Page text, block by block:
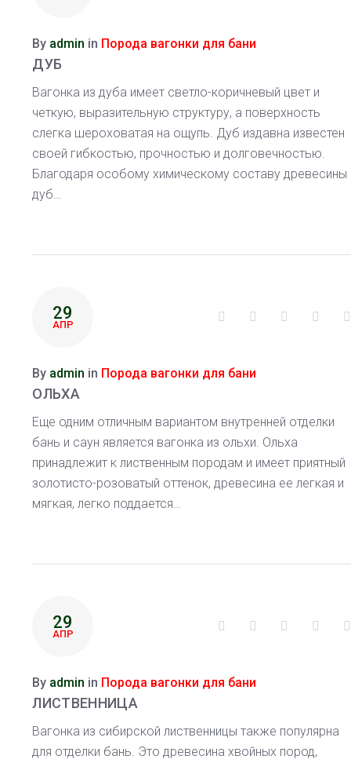
By admin in Порода вагонки для бани
ДУБ
Вагонка из дуба имеет светло-коричневый цвет и
четкую, выразительную структуру, а поверхность
слегка шероховатая на ощупь. Дуб издавна известен
своей гибкостью, прочностью и долговечностью.
Благодаря особому химическому составу древесины
дуб…
29
АПР
Facebook
Twitter Google+
By admin in Порода вагонки для бани
ОЛЬХА
Еще одним отличным вариантом внутренней отделки
бань и саун является вагонка из ольхи. Ольха
принадлежит к лиственным породам и имеет приятный
золотисто-розоватый оттенок, древесина ее легкая и
мягкая, легко поддается…
29
АПР
Facebook
Twitter Google+
By admin in Порода вагонки для бани
ЛИСТВЕННИЦА
Вагонка из сибирской лиственницы также популярна
для отделки бань. Это древесина хвойных пород,